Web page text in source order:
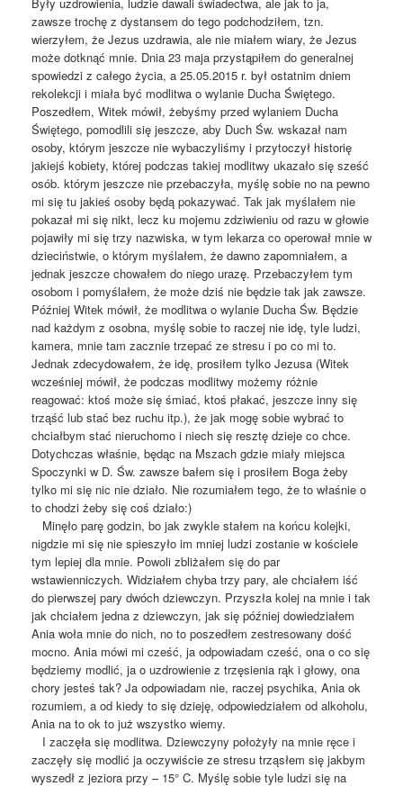
zawsze trochę z dystansem do tego podchodziłem, tzn.
wierzyłem, że Jezus uzdrawia, ale nie miałem wiary, że Jezus
może dotknąć mnie. Dnia 23 maja przystąpiłem do generalnej
spowiedzi z całego życia, a 25.05.2015 r. był ostatnim dniem
rekolekcji i miała być modlitwa o wylanie Ducha Świętego.
Poszedłem, Witek mówił, żebyśmy przed wylaniem Ducha
Świętego, pomodlili się jeszcze, aby Duch Św. wskazał nam
osoby, którym jeszcze nie wybaczyliśmy i przytoczył historię
jakiejś kobiety, której podczas takiej modlitwy ukazało się sześć
osób. którym jeszcze nie przebaczyła, myślę sobie no na pewno
mi się tu jakieś osoby będą pokazywać. Tak jak myślałem nie
pokazał mi się nikt, lecz ku mojemu zdziwieniu od razu w głowie
pojawiły mi się trzy nazwiska, w tym lekarza co operował mnie w
dzieciństwie, o którym myślałem, że dawno zapomniałem, a
jednak jeszcze chowałem do niego urazę. Przebaczyłem tym
osobom i pomyślałem, że może dziś nie będzie tak jak zawsze.
Później Witek mówił, że modlitwa o wylanie Ducha Św. Będzie
nad każdym z osobna, myślę sobie to raczej nie idę, tyle ludzi,
kamera, mnie tam zacznie trzepać ze stresu i po co mi to.
Jednak zdecydowałem, że idę, prosiłem tylko Jezusa (Witek
wcześniej mówił, że podczas modlitwy możemy różnie
reagować: ktoś może się śmiać, ktoś płakać, jeszcze inny się
trząść lub stać bez ruchu itp.), że jak mogę sobie wybrać to
chciałbym stać nieruchomo i niech się resztę dzieje co chce.
Dotychczas właśnie, będąc na Mszach gdzie miały miejsca
Spoczynki w D. Św. zawsze bałem się i prosiłem Boga żeby
tylko mi się nic nie działo. Nie rozumiałem tego, że to właśnie o
to chodzi żeby się coś działo:)
Minęło parę godzin, bo jak zwykle stałem na końcu kolejki,
nigdzie mi się nie spieszyło im mniej ludzi zostanie w kościele
tym lepiej dla mnie. Powoli zbliżałem się do par
wstawienniczych. Widziałem chyba trzy pary, ale chciałem iść
do pierwszej pary dwóch dziewczyn. Przyszła kolej na mnie i tak
jak chciałem jedna z dziewczyn, jak się później dowiedziałem
Ania woła mnie do nich, no to poszedłem zestresowany dość
mocno. Ania mówi mi cześć, ja odpowiadam cześć, ona o co się
będziemy modlić, ja o uzdrowienie z trzęsienia rąk i głowy, ona
chory jesteś tak? Ja odpowiadam nie, raczej psychika, Ania ok
rozumiem, a od kiedy to się dzieję, odpowiedziałem od alkoholu,
Ania na to ok to już wszystko wiemy.
I zaczęła się modlitwa. Dziewczyny położyły na mnie ręce i
zaczęły się modlić ja oczywiście ze stresu trząsłem się jakbym
wyszedł z jeziora przy – 15° C. Myślę sobie tyle ludzi się na